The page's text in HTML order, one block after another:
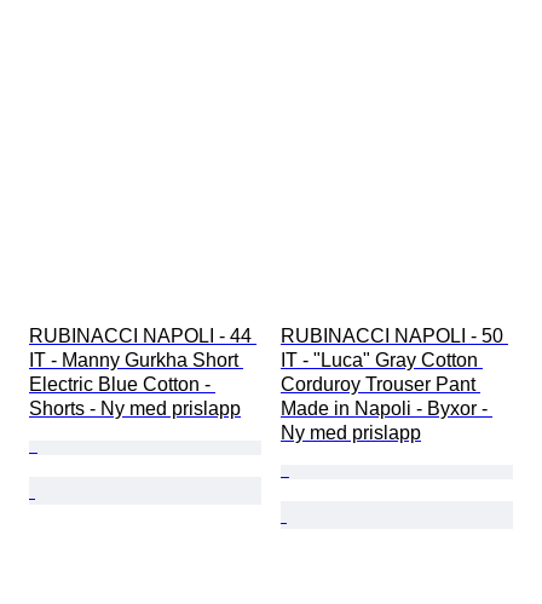
RUBINACCI NAPOLI - 44
IT - Manny Gurkha Short
Electric Blue Cotton -
Shorts - Ny med prislapp
RUBINACCI NAPOLI - 50
IT - "Luca" Gray Cotton
Corduroy Trouser Pant
Made in Napoli - Byxor -
Ny med prislapp